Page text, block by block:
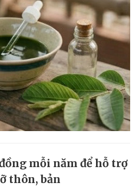
mỗi năm để hỗ trợ
thôn, bản